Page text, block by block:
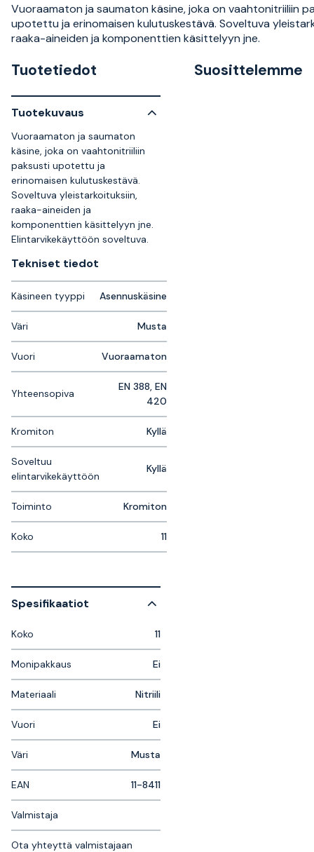
Vuoraamaton ja saumaton käsine, joka on vaahtonitriiliin
upotettu ja erinomaisen kulutuskestävä. Soveltuva
raaka-aineiden ja komponenttien käsittelyyn jne.
Tuotetiedot
Tuotekuvaus
Vuoraamaton ja saumaton
käsine, joka on vaahtonitriiliin
paksusti upotettu ja
erinomaisen kulutuskestävä.
Soveltuva yleistarkoituksiin,
raaka-aineiden ja
komponenttien käsittelyyn jne.
Elintarvikekäyttöön soveltuva.
Tekniset tiedot
Käsineen tyyppi Asennuskäsine
Väri Musta
Vuori Vuoraamaton
Yhteensopiva
EN 388, EN
420
Kromiton Kyllä
Soveltuu
elintarvikekäyttöön
Kyllä
Toiminto Kromiton
Koko 11
Spesifikaatiot
Koko 11
Monipakkaus Ei
Materiaali Nitriili
Vuori Ei
Väri Musta
EAN 11-8411
Valmistaja
Ota yhteyttä valmistajaan
Suosittelemme